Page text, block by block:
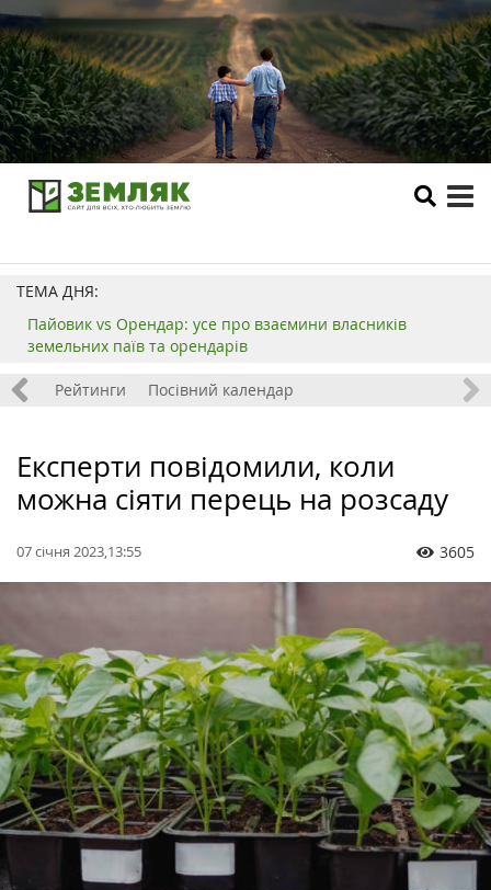
ТЕМА ДНЯ:
Пайовик vs Орендар: усе про взаємини власників
земельних паїв та орендарів
Рейтинги Посівний календар
Експерти повідомили, коли
можна сіяти перець на розсаду
07 січня 2023,13:55 3605